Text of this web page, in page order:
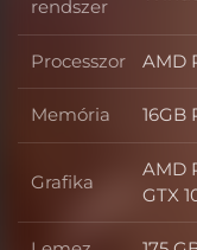
rendszer
Processzor AMD
Memória 16GB
Grafika
AMD
GTX